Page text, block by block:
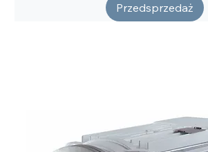
Przedsprzedaż